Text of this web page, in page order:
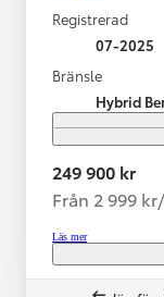
Registrerad
07-2025
Bränsle
Hybrid
249 900 kr
Från 2 999
Läs mer